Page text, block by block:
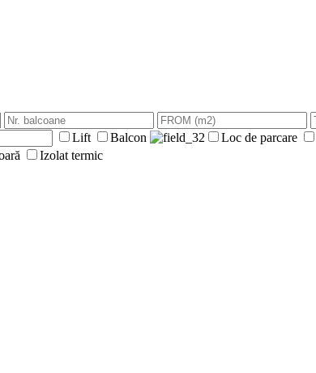
Lift Balcon Loc de parcare
Izolat termic